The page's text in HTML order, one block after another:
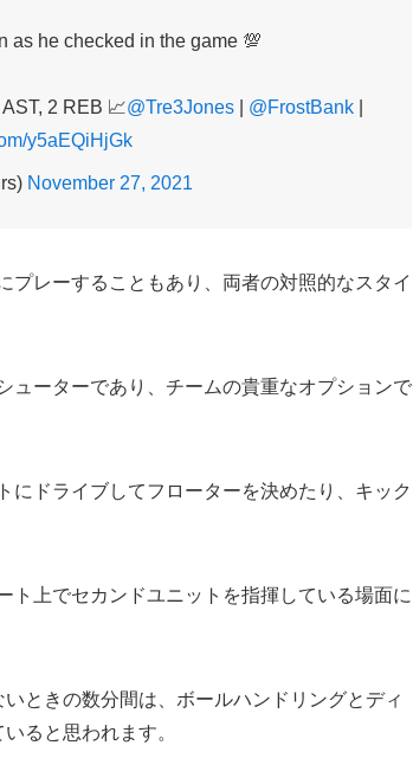
as he checked in the game 💯
2 REB 📈@Tre3Jones @FrostBank
y5aEQiHjGk
November 27, 2021
プレーすることもあり、両者の対照的なスタイ
ューターであり、チームの貴重なオプションで
にドライブしてフローターを決めたり、キック
ト上でセカンドユニットを指揮している場面に
ときの数分間は、ボールハンドリングとディ
ると思われます。